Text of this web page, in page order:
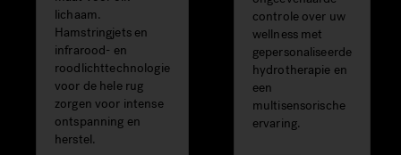
lichaam.
Hamstringjets en
infrarood- en
roodlichttechnologie
voor de hele rug
zorgen voor intense
ontspanning en
herstel.
controle over uw
wellness met
gepersonaliseerde
hydrotherapie en
een
multisensorische
ervaring.